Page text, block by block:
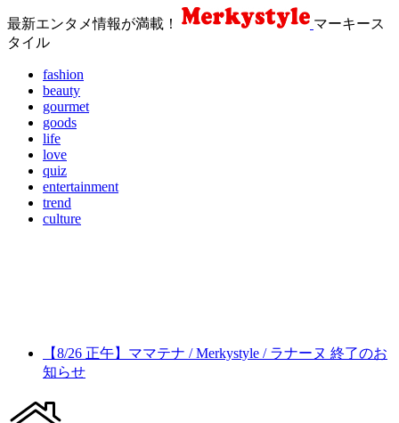
最新エンタメ情報が満載！
マーキース
タイル
fashion
beauty
gourmet
goods
life
love
quiz
entertainment
trend
culture
【8/26 正午】ママテナ / Merkystyle / ラナーヌ 終了のお
知らせ